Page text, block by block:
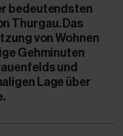
bedeutendsten
Thurgau. Das
von Wohnen
Gehminuten
und
Lage über